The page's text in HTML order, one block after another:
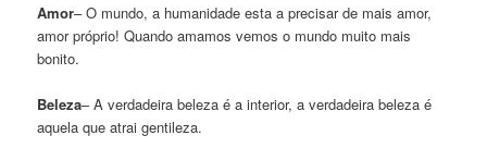
Amor– O mundo, a humanidade esta a precisar de mais amor,
amor próprio! Quando amamos vemos o mundo muito mais
bonito.
Beleza– A verdadeira beleza é a interior, a verdadeira beleza é
aquela que atrai gentileza.